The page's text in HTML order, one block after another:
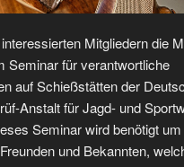
Mitgliedern die
Seminar für verantwortliche
auf Schießstätten der
Anstalt für Jagd- und
Seminar wird benötigt um
und Bekannten,